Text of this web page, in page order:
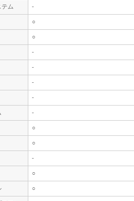
ム -
○
○
-
-
-
-
-
○
○
-
○
○